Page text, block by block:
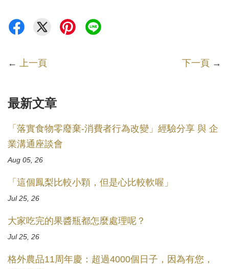
← 上一頁 下一頁 →
最新文章
「落實食物零廢棄-消費者行為改變」經驗分享 與 企
業溝通座談會
Aug 05, 26
「這個鳳梨比較小顆，但是心比較軟喔」
Jul 25, 26
大家吃完的果醬瓶都怎麼處理呢？
Jul 25, 26
格外農品11周年慶：超過4000個日子，因為有您，